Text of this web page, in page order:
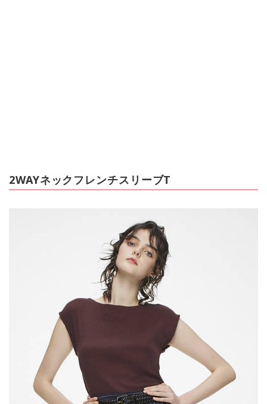
2WAYネックフレンチスリーブT